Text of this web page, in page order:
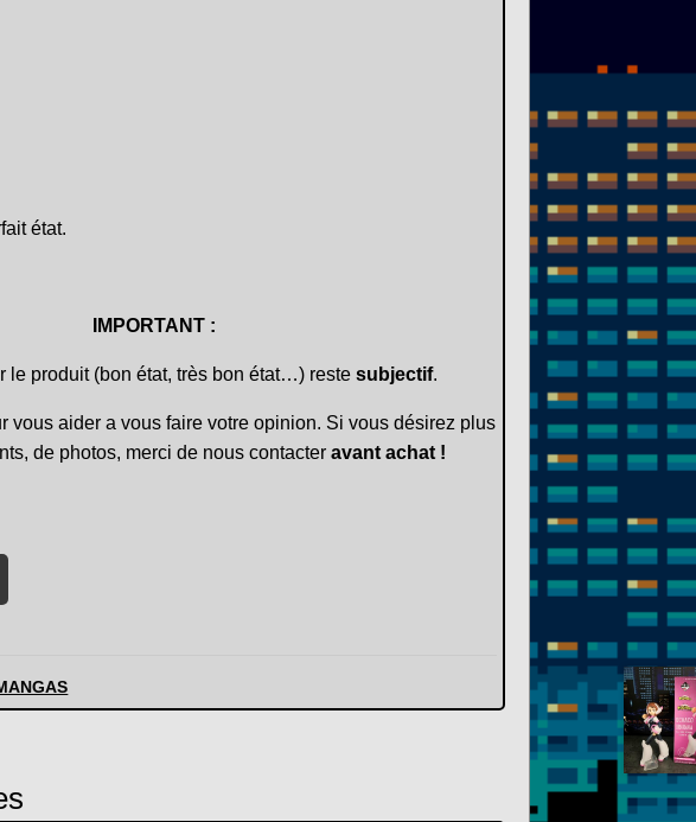
état.
IMPORTANT :
le produit (bon état, très bon état…) reste subjectif.
vous aider a vous faire votre opinion. Si vous désirez plus
de photos, merci de nous contacteravant achat !